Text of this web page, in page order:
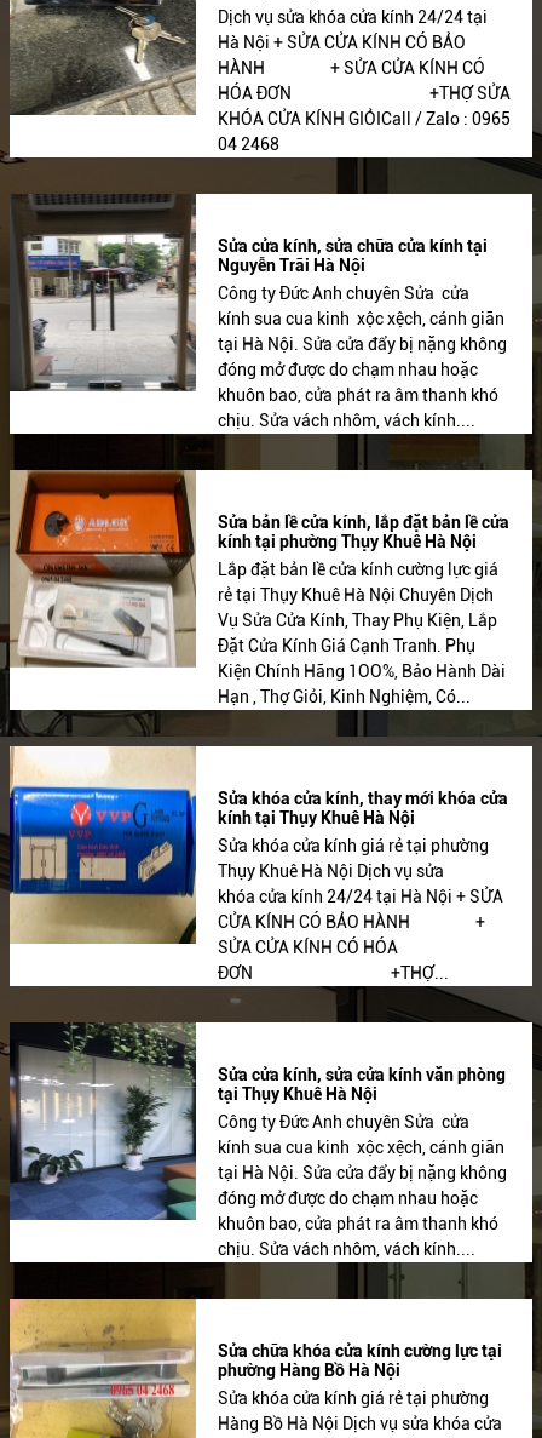
Dịch vụ sửa khóa cửa kính 24/24 tại
Hà Nội + SỬA CỬA KÍNH CÓ BẢO
HÀNH + SỬA CỬA KÍNH CÓ
HÓA ĐƠN +THỢ SỬA
KHÓA CỬA KÍNH GIỎICall / Zalo : 0965
04 2468
Sửa cửa kính, sửa chữa cửa kính tại
Nguyễn Trãi Hà Nội
Công ty Đức Anh chuyên Sửa cửa
kính sua cua kinh xộc xệch, cánh giãn
tại Hà Nội. Sửa cửa đẩy bị nặng không
đóng mở được do chạm nhau hoặc
khuôn bao, cửa phát ra âm thanh khó
chịu. Sửa vách nhôm, vách kính....
Sửa bản lề cửa kính, lắp đặt bản lề cửa
kính tại phường Thụy Khuê Hà Nội
Lắp đặt bản lề cửa kính cường lực giá
rẻ tại Thụy Khuê Hà Nội Chuyên Dịch
Vụ Sửa Cửa Kính, Thay Phụ Kiện, Lắp
Đặt Cửa Kính Giá Cạnh Tranh. Phụ
Kiện Chính Hãng 1OO%, Bảo Hành Dài
Hạn , Thợ Giỏi, Kinh Nghiệm, Có...
Sửa khóa cửa kính, thay mới khóa cửa
kính tại Thụy Khuê Hà Nội
Sửa khóa cửa kính giá rẻ tại phường
Thụy Khuê Hà Nội Dịch vụ sửa
khóa cửa kính 24/24 tại Hà Nội + SỬA
CỬA KÍNH CÓ BẢO HÀNH +
SỬA CỬA KÍNH CÓ HÓA
ĐƠN +THỢ...
Sửa cửa kính, sửa cửa kính văn phòng
tại Thụy Khuê Hà Nội
Công ty Đức Anh chuyên Sửa cửa
kính sua cua kinh xộc xệch, cánh giãn
tại Hà Nội. Sửa cửa đẩy bị nặng không
đóng mở được do chạm nhau hoặc
khuôn bao, cửa phát ra âm thanh khó
chịu. Sửa vách nhôm, vách kính....
Sửa chữa khóa cửa kính cường lực tại
phường Hàng Bồ Hà Nội
Sửa khóa cửa kính giá rẻ tại phường
Hàng Bồ Hà Nội Dịch vụ sửa khóa cửa